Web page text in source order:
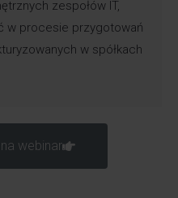
zespołów IT,
w procesie przygotowań
w spółkach
webinar